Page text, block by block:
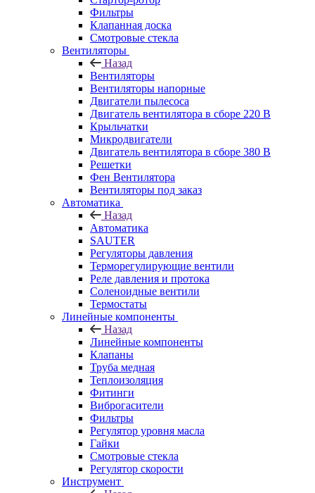
Фильтры
Клапанная доска
Смотровые стекла
Вентиляторы
Назад
Вентиляторы
Вентиляторы напорные
Двигатели пылесоса
Двигатель вентилятора в сборе 220 В
Крыльчатки
Микродвигатели
Двигатель вентилятора в сборе 380 В
Решетки
Фен Вентилятора
Вентиляторы под заказ
Автоматика
Назад
Автоматика
SAUTER
Регуляторы давления
Терморегулирующие вентили
Реле давления и протока
Соленоидные вентили
Термостаты
Линейные компоненты
Назад
Линейные компоненты
Клапаны
Труба медная
Теплоизоляция
Фитинги
Виброгасители
Фильтры
Регулятор уровня масла
Гайки
Смотровые стекла
Регулятор скорости
Инструмент